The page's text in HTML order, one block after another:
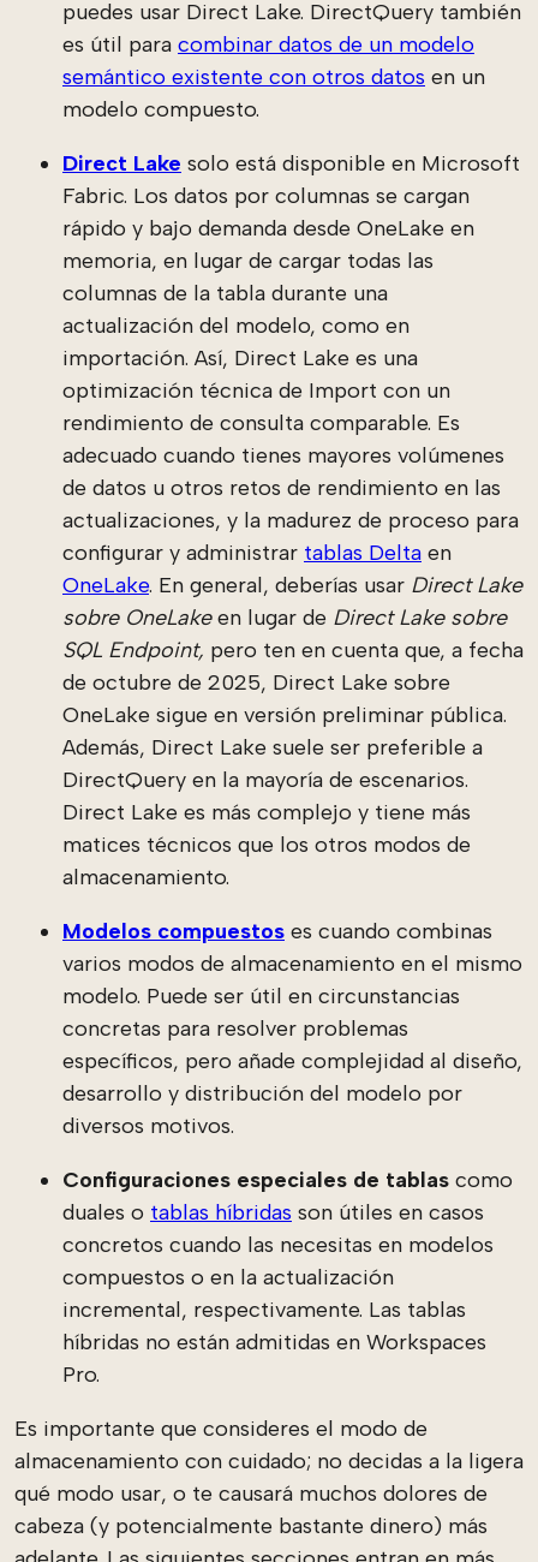
puedes usar Direct Lake. DirectQuery también
es útil para combinar datos de un modelo
semántico existente con otros datos en un
modelo compuesto.
Direct Lake solo está disponible en Microsoft
Fabric. Los datos por columnas se cargan
rápido y bajo demanda desde OneLake en
memoria, en lugar de cargar todas las
columnas de la tabla durante una
actualización del modelo, como en
importación. Así, Direct Lake es una
optimización técnica de Import con un
rendimiento de consulta comparable. Es
adecuado cuando tienes mayores volúmenes
de datos u otros retos de rendimiento en las
actualizaciones, y la madurez de proceso para
configurar y administrar tablas Delta en
OneLake. En general, deberías usar Direct Lake
sobre OneLakeen lugar de Direct Lake sobre
SQL Endpoint, pero ten en cuenta que, a fecha
de octubre de 2025, Direct Lake sobre
OneLake sigue en versión preliminar pública.
Además, Direct Lake suele ser preferible a
DirectQuery en la mayoría de escenarios.
Direct Lake es más complejo y tiene más
matices técnicos que los otros modos de
almacenamiento.
Modelos compuestos es cuando combinas
varios modos de almacenamiento en el mismo
modelo. Puede ser útil en circunstancias
concretas para resolver problemas
específicos, pero añade complejidad al diseño,
desarrollo y distribución del modelo por
diversos motivos.
Configuraciones especiales de tablas como
duales o tablas híbridas son útiles en casos
concretos cuando las necesitas en modelos
compuestos o en la actualización
incremental, respectivamente. Las tablas
híbridas no están admitidas en Workspaces
Pro.
Es importante que consideres el modo de
almacenamiento con cuidado; no decidas a la ligera
qué modo usar, o te causará muchos dolores de
cabeza (y potencialmente bastante dinero) más